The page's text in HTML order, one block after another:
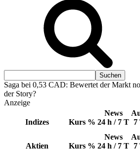
Saga bei 0,53 CAD: Bewertet der Markt
der Story?
Anzeige
Indizes Kurs %
News
24 h / 7 T 7
Aktien Kurs %
News
24 h / 7 T 7